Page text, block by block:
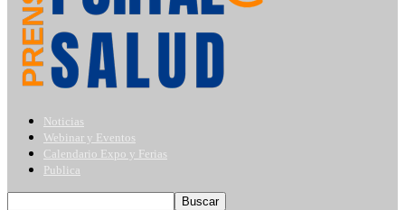
Noticias
Webinar y Eventos
Calendario Expo y Ferias
Publica